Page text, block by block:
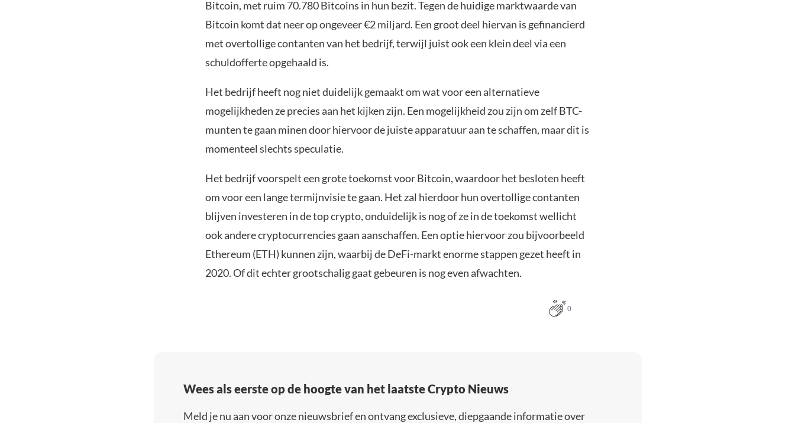
Bitcoin, met ruim 70.780 Bitcoins in hun bezit. Tegen de huidige marktwaarde van
Bitcoin komt dat neer op ongeveer €2 miljard. Een groot deel hiervan is gefinancierd
met overtollige contanten van het bedrijf, terwijl juist ook een klein deel via een
schuldofferte opgehaald is.
Het bedrijf heeft nog niet duidelijk gemaakt om wat voor een alternatieve
mogelijkheden ze precies aan het kijken zijn. Een mogelijkheid zou zijn om zelf BTC-
munten te gaan minen door hiervoor de juiste apparatuur aan te schaffen, maar dit is
momenteel slechts speculatie.
Het bedrijf voorspelt een grote toekomst voor Bitcoin, waardoor het besloten heeft
om voor een lange termijnvisie te gaan. Het zal hierdoor hun overtollige contanten
blijven investeren in de top crypto, onduidelijk is nog of ze in de toekomst wellicht
ook andere cryptocurrencies gaan aanschaffen. Een optie hiervoor zou bijvoorbeeld
Ethereum (ETH) kunnen zijn, waarbij de DeFi-markt enorme stappen gezet heeft in
2020. Of dit echter grootschalig gaat gebeuren is nog even afwachten.
0
Wees als eerste op de hoogte van het laatste Crypto Nieuws
Meld je nu aan voor onze nieuwsbrief en ontvang exclusieve, diepgaande informatie over